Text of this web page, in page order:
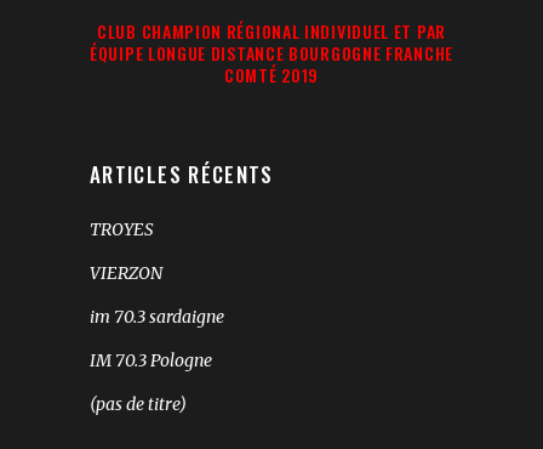
CLUB CHAMPION RÉGIONAL INDIVIDUEL ET PAR
ÉQUIPE LONGUE DISTANCE BOURGOGNE FRANCHE
COMTÉ 2019
ARTICLES RÉCENTS
TROYES
VIERZON
im 70.3 sardaigne
IM 70.3 Pologne
(pas de titre)